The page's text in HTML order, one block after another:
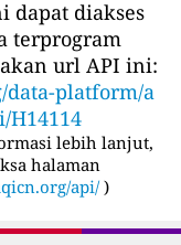
dapat diakses
terprogram
url API ini:
data-platform/a
H14114
lebih lanjut,
halaman
api/ )